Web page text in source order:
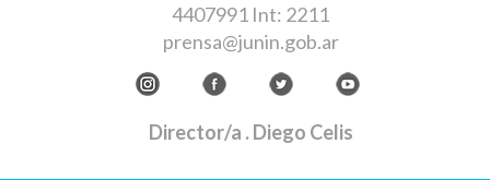
4407991 Int: 2211
prensa@junin.gob.ar
Director/a . Diego Celis